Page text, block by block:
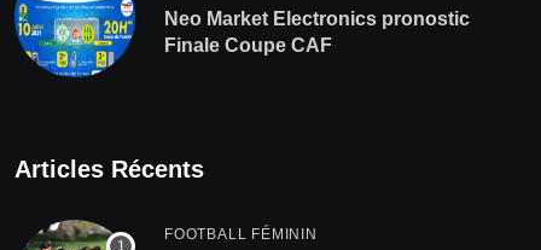
Neo Market Electronics pronostic
Finale Coupe CAF
Articles Récents
FOOTBALL FÉMININ